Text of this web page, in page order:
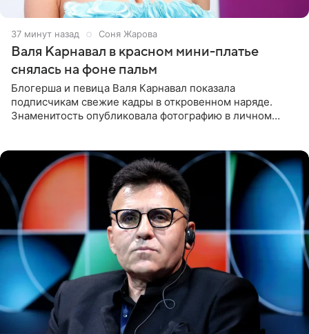
37 минут назад Соня Жарова
Валя Карнавал в красном мини-платье
снялась на фоне пальм
Блогерша и певица Валя Карнавал показала
подписчикам свежие кадры в откровенном наряде.
Знаменитость опубликовала фотографию в личном